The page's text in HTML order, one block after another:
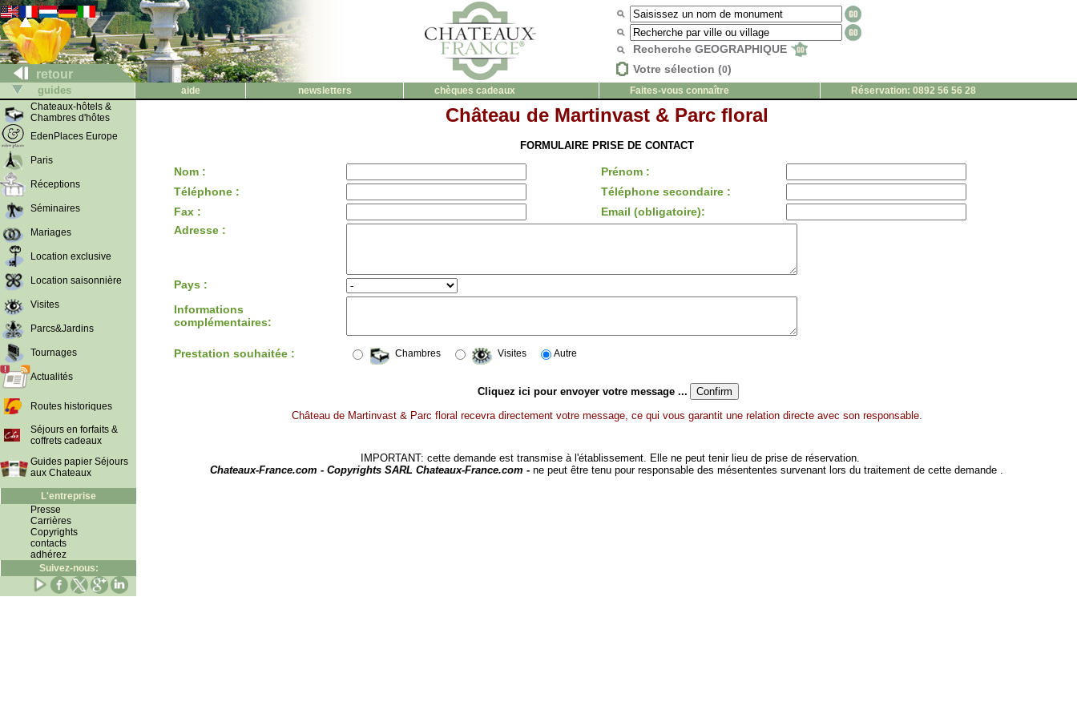
retour
Recherche GEOGRAPHIQUE
Votre sélection (0)
guides aide newsletters chèques cadeaux Faites-vous connaître
Réservation: 0892 56 56 28
Chateaux-hôtels &
Chambres d'hôtes
EdenPlaces Europe
Paris
Réceptions
Séminaires
Mariages
Location exclusive
Location saisonnière
Visites
Parcs&Jardins
Tournages
Actualités
Routes historiques
Séjours en forfaits &
coffrets cadeaux
Guides papier Séjours
aux Chateaux
L'entreprise
Presse
Carrières
Copyrights
contacts
adhérez
Suivez-nous:
Château de Martinvast & Parc floral
FORMULAIRE PRISE DE CONTACT
Nom :
Prénom :
Téléphone :
Téléphone secondaire :
Fax :
Email (obligatoire):
Adresse :
Pays :
Informations
complémentaires:
Prestation souhaitée : Chambres Visites Autre
Cliquez ici pour envoyer votre message ...
Château de Martinvast & Parc floral recevra directement votre message, ce qui vous garantit une relation directe avec son responsable.
IMPORTANT: cette demande est transmise à l'établissement. Elle ne peut tenir lieu de prise de réservation.
Chateaux-France.com - Copyrights SARL Chateaux-France.com - ne peut être tenu pour responsable des mésententes survenant lors du traitement de cette demande .